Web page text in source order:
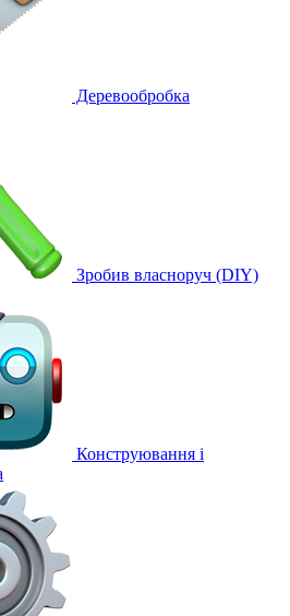
Деревообробка
Зробив власноруч (DIY)
Конструювання і